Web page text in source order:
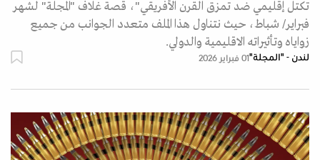
تكتل إقليمي ضد تمزق القرن الأفريقي"، قصة غلاف "المجلة" لشهر
فبراير/ شباط، حيث نتناول هذا الملف متعدد الجوانب من جميع
زواياه وتأثيراته الاقليمية والدولي.
لندن - "المجلة"01 فبراير 2026